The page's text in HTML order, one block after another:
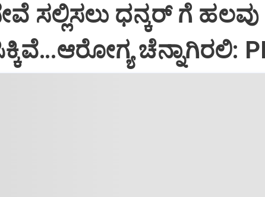
ಸಲ್ಲಿಸಲು ಧನ್ಕರ್‌ ಗೆ ಹಲವು
ಚೆನ್ನಾಗಿರಲಿ: